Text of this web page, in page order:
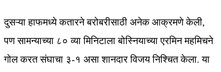
दुसऱ्या हाफमध्ये कतारने बरोबरीसाठी अनेक आक्रमणे केली,
पण सामन्याच्या ८० व्या मिनिटाला बोस्नियाच्या एरमिन महमिचने
गोल करत संघाचा ३-१ असा शानदार विजय निश्चित केला. या